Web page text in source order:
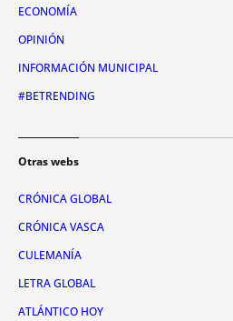
ECONOMÍA
OPINIÓN
INFORMACIÓN MUNICIPAL
#BETRENDING
Otras webs
CRÓNICA GLOBAL
CRÓNICA VASCA
CULEMANÍA
LETRA GLOBAL
ATLÁNTICO HOY